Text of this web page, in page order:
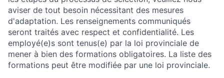
aviser de tout besoin nécessitant des mesures
d'adaptation. Les renseignements communiqués
seront traités avec respect et confidentialité. Les
employé(e)s sont tenus(e) par la loi provinciale de
mener à bien des formations obligatoires. La liste des
formations peut être modifiée par une loi provinciale.